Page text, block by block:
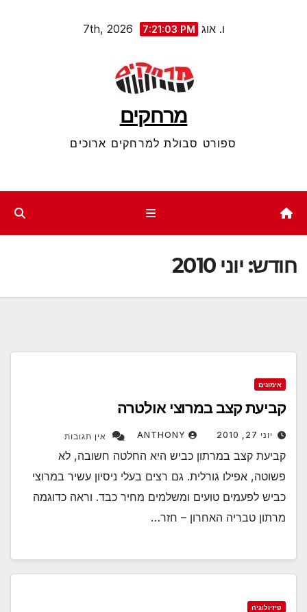
ו. אוג 7th, 2026 7:21:03 PM
מרחקים
ספורט סבולת למרחקים ארוכים
חודש: יוני 2010
אימונים
קביעת קצב במרוצי אולטרה
יוני 27, 2010 ANTHONY אין תגובות
קביעת קצב במרתון כביש היא החלטה חשובה, לא
פשוטה, אפילו גורלית. גם רצים בעלי ניסיון עשיר במרוצי
כביש לפעמים טועים ומשלמים מחיר כבד. וראה כדוגמה
מרתון טבריה האחרון – חזר…
פיזיולוגיה